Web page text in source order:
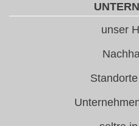
unser